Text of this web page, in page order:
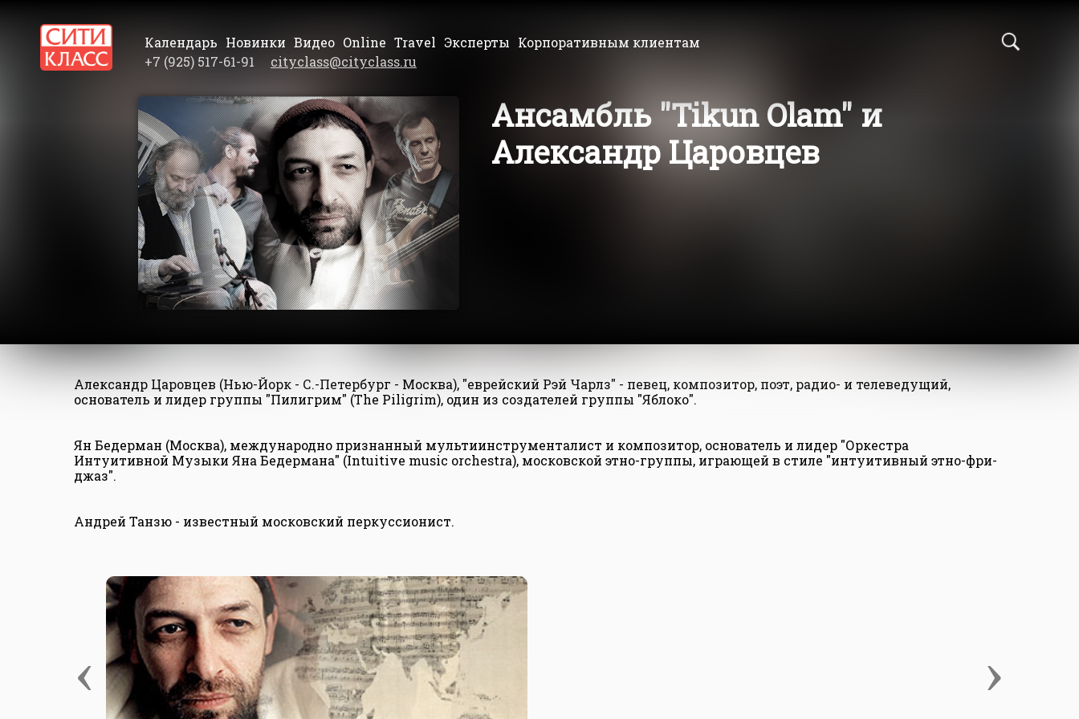
Календарь Новинки Видео Online Travel Эксперты Корпоративным клиентам
+7 (925) 517-61-91
cityclass@cityclass.ru
Ансамбль "Tikun Olam" и
Александр Царовцев
Александр Царовцев (Нью-Йорк - С.-Петербург - Москва), "еврейский Рэй Чарлз" - певец, композитор, поэт, радио- и телеведущий,
основатель и лидер группы "Пилигрим" (The Piligrim), один из создателей группы "Яблоко".
Ян Бедерман (Москва), международно признанный мультиинструменталист и композитор, основатель и лидер "Оркестра
Интуитивной Музыки Яна Бедермана" (Intuitive music orchestra), московской этно-группы, играющей в стиле "интуитивный этно-фри-
джаз".
Андрей Танзю - известный московский перкуссионист.
‹ ›